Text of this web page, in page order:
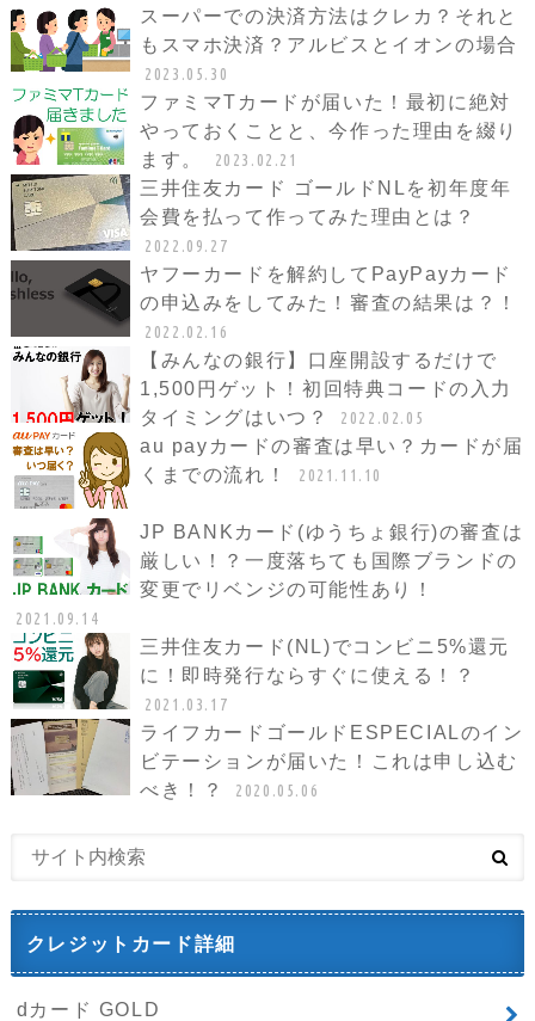
スーパーでの決済方法はクレカ？それと
もスマホ決済？アルビスとイオンの場合
2023.05.30
ファミマTカードが届いた！最初に絶対
やっておくことと、今作った理由を綴り
ます。
2023.02.21
三井住友カード ゴールドNLを初年度年
会費を払って作ってみた理由とは？
2022.09.27
ヤフーカードを解約してPayPayカード
の申込みをしてみた！審査の結果は？！
2022.02.16
【みんなの銀行】口座開設するだけで
1,500円ゲット！初回特典コードの入力
タイミングはいつ？
2022.02.05
au payカードの審査は早い？カードが届
くまでの流れ！
2021.11.10
JP BANKカード(ゆうちょ銀行)の審査は
厳しい！？一度落ちても国際ブランドの
変更でリベンジの可能性あり！
2021.09.14
三井住友カード(NL)でコンビニ5%還元
に！即時発行ならすぐに使える！？
2021.03.17
ライフカードゴールドESPECIALのイン
ビテーションが届いた！これは申し込む
べき！？
2020.05.06
クレジットカード詳細
dカード GOLD